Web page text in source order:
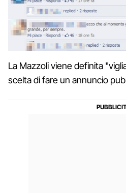
La Mazzoli viene definita
scelta di fare un annuncio